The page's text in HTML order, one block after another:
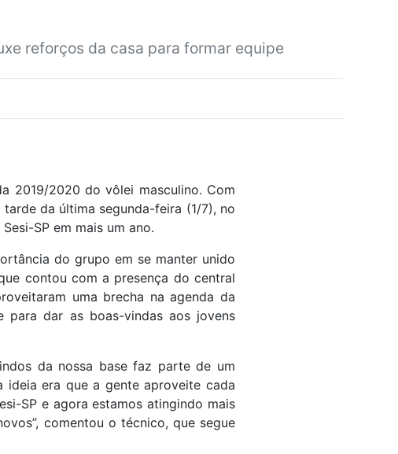
reforços da casa para formar equipe
2019/2020 do vôlei masculino. Com
da última segunda-feira (1/7), no
SP em mais um ano.
do grupo em se manter unido
contou com a presença do central
uma brecha na agenda da
para dar as boas-vindas aos jovens
da nossa base faz parte de um
ideia era que a gente aproveite cada
SP e agora estamos atingindo mais
comentou o técnico, que segue